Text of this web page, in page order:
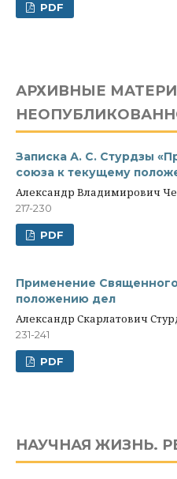
PDF
АРХИВНЫЕ
Записка А. С. Стурдзы
союза к текущему
Александр Владимирович
217-230
PDF
Применение
положению дел
Александр Скарлатович
231-241
PDF
НАУЧНАЯ ЖИЗНЬ.